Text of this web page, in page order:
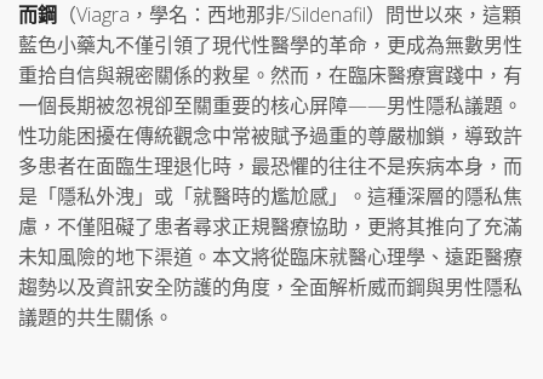
而鋼 （Viagra，學名：西地那非/Sildenafil）問世以來，這顆
藍色小藥丸不僅引領了現代性醫學的革命，更成為無數男性
重拾自信與親密關係的救星。然而，在臨床醫療實踐中，有
一個長期被忽視卻至關重要的核心屏障——男性隱私議題。
性功能困擾在傳統觀念中常被賦予過重的尊嚴枷鎖，導致許
多患者在面臨生理退化時，最恐懼的往往不是疾病本身，而
是「隱私外洩」或「就醫時的尷尬感」。這種深層的隱私焦
慮，不僅阻礙了患者尋求正規醫療協助，更將其推向了充滿
未知風險的地下渠道。本文將從臨床就醫心理學、遠距醫療
趨勢以及資訊安全防護的角度，全面解析威而鋼與男性隱私
議題的共生關係。